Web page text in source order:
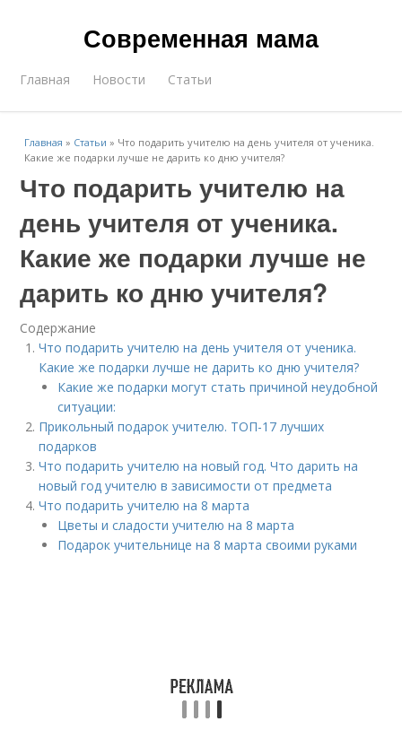
Современная мама
Главная Новости Статьи
Главная » Статьи » Что подарить учителю на день учителя от ученика.
Какие же подарки лучше не дарить ко дню учителя?
Что подарить учителю на
день учителя от ученика.
Какие же подарки лучше не
дарить ко дню учителя?
Содержание
Что подарить учителю на день учителя от ученика.
Какие же подарки лучше не дарить ко дню учителя?
Какие же подарки могут стать причиной неудобной
ситуации:
Прикольный подарок учителю. ТОП-17 лучших
подарков
Что подарить учителю на новый год. Что дарить на
новый год учителю в зависимости от предмета
Что подарить учителю на 8 марта
Цветы и сладости учителю на 8 марта
Подарок учительнице на 8 марта своими руками